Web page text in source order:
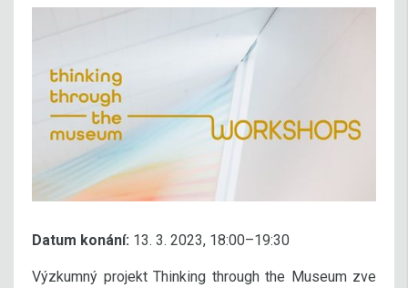
Datum konání: 13. 3. 2023, 18:00–19:30
Výzkumný projekt Thinking through the Museum zve